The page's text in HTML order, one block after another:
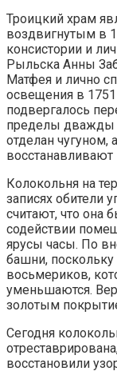
Троицкий храм
воздвигнутым в
консистории и
Рыльска Анны
Матфея и лично
освещения в 1751
подвергалось
пределы дважды
отделан чугуном,
Колокольня на
записях обители
считают, что она
содействии
ярусы часы. По
башни,
восьмериков,
уменьшаются.
золотым
Сегодня
восстановили